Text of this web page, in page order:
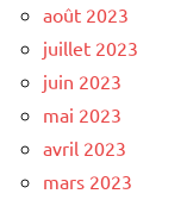
août 2023
juillet 2023
juin 2023
mai 2023
avril 2023
mars 2023